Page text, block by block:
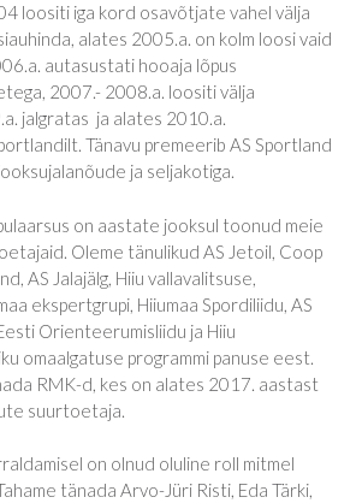
loositi iga kord osavõtjate vahel välja
alates 2005.a. on kolm loosi vaid
autasustati hooaja lõpus
2007.- 2008.a. loositi välja
jalgratas ja alates 2010.a.
Tänavu premeerib AS Sportland
ja seljakotiga.
on aastate jooksul toonud meie
Oleme tänulikud AS Jetoil, Coop
AS Jalajälg, Hiiu vallavalitsuse,
ekspertgrupi, Hiiumaa Spordiliidu, AS
Orienteerumisliidu ja Hiiu
omaalgatuse programmi panuse eest.
RMK-d, kes on alates 2017. aastast
suurtoetaja.
on olnud oluline roll mitmel
tänada Arvo-Jüri Risti, Eda Tärki,